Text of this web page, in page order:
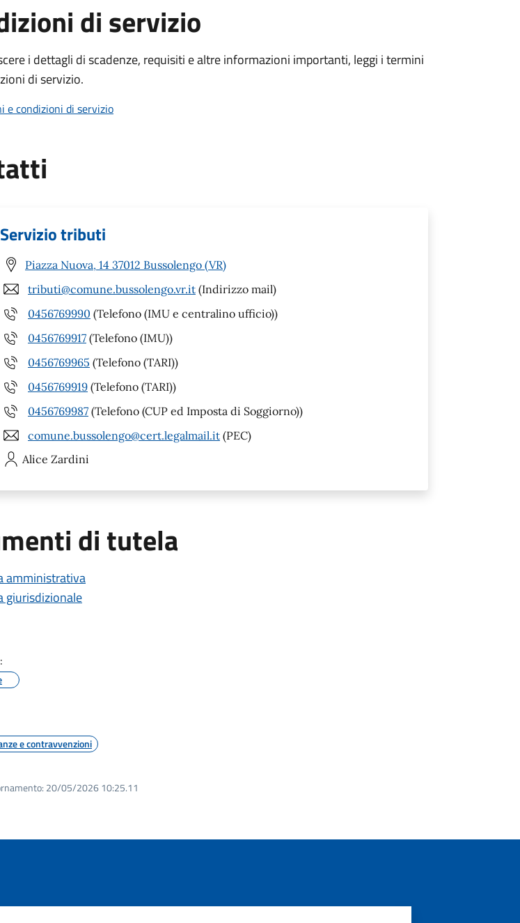
di servizio
i dettagli di scadenze, requisiti e altre informazioni importanti, leggi i termini
di servizio.
e condizioni di servizio
Servizio tributi
Piazza Nuova, 14 37012 Bussolengo (VR)
tributi@comune.bussolengo.vr.it (Indirizzo mail)
0456769990 (Telefono (IMU e centralino ufficio))
0456769917 (Telefono (IMU))
0456769965 (Telefono (TARI))
0456769919 (Telefono (TARI))
0456769987 (Telefono (CUP ed Imposta di Soggiorno))
comune.bussolengo@cert.legalmail.it (PEC)
Alice Zardini
di tutela
amministrativa
giurisdizionale
e contravvenzioni
20/05/2026 10:25.11